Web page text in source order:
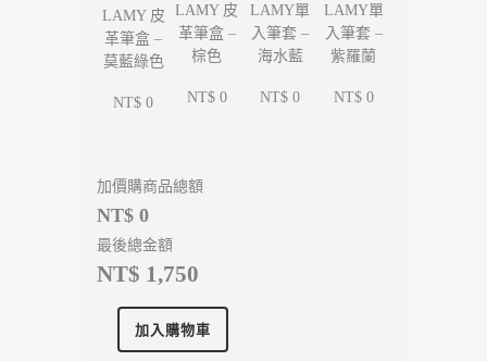
LAMY 皮
革筆盒 –
莫藍綠色
NT$ 0
LAMY 皮
革筆盒 –
棕色
NT$ 0
LAMY單
入筆套 –
海水藍
NT$ 0
LAMY單
入筆套 –
紫羅蘭
NT$ 0
加價購商品總額
NT$ 0
最後總金額
NT$ 1,750
加入購物車